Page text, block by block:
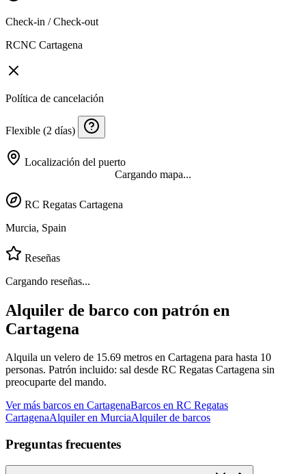
Check-in / Check-out
RCNC Cartagena
Política de cancelación
Flexible (2 días)
Localización del puerto
Cargando mapa...
RC Regatas Cartagena
Murcia, Spain
Reseñas
Cargando reseñas...
Alquiler de barco con patrón en
Cartagena
Alquila un velero de 15.69 metros en Cartagena para hasta 10
personas. Patrón incluido: sal desde RC Regatas Cartagena sin
preocuparte del mando.
Ver más barcos en CartagenaBarcos en RC Regatas
CartagenaAlquiler en MurciaAlquiler de barcos
Preguntas frecuentes